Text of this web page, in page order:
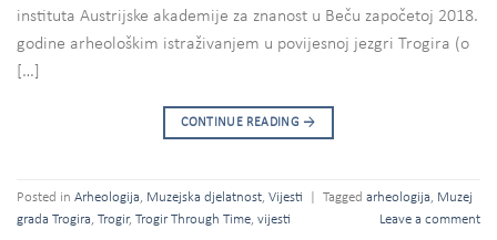
instituta Austrijske akademije za znanost u Beču započetoj 2018.
godine arheološkim istraživanjem u povijesnoj jezgri Trogira (o
[…]
CONTINUE READING →
Posted in Arheologija, Muzejska djelatnost, Vijesti Tagged arheologija, Muzej
grada Trogira, Trogir, Trogir Through Time, vijesti Leave a comment